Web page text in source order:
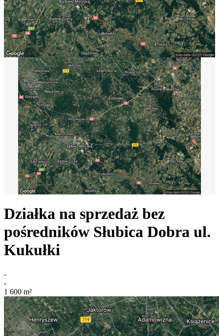
Działka na sprzedaż bez
pośredników Słubica Dobra ul.
Kukułki
-
-
1 600 m²